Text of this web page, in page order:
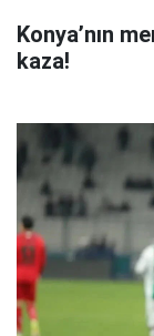
Konya’nın
kaza!